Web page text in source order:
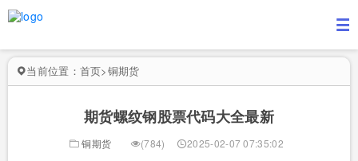
当前位置： 首页>铜期货
期货螺纹钢股票代码大全最新
铜期货 (784) 2025-02-07 07:35:02